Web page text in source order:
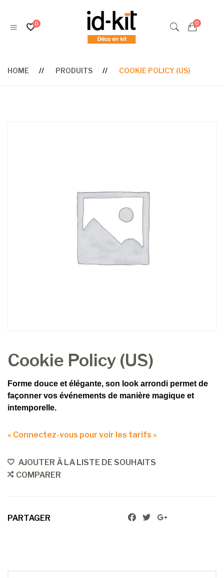
HOME PRODUITS COOKIE POLICY (US)
Cookie Policy (US)
Forme douce et élégante, son look arrondi permet de
façonner vos événements de manière magique et
intemporelle.
« Connectez-vous pour voir les tarifs »
AJOUTER À LA LISTE DE SOUHAITS
COMPARER
PARTAGER